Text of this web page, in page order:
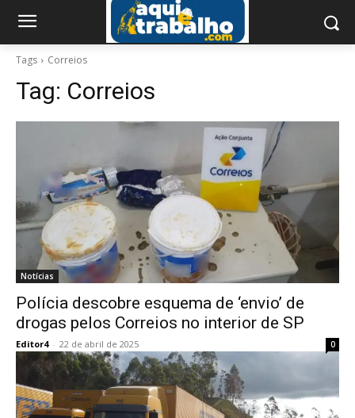
Tags Correios
Tag: Correios
Notícias
Polícia descobre esquema de ‘envio’ de
drogas pelos Correios no interior de SP
Editor4 - 22 de abril de 2025 0